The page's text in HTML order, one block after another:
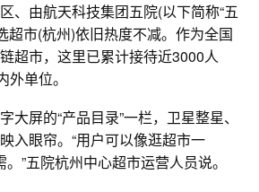
、由航天科技集团五院(以下简称“五
超市(杭州)依旧热度不减。作为全国
超市，这里已累计接待近3000人
单位。
屏的“产品目录”一栏，卫星整星、
入眼帘。“用户可以像逛超市一
。”五院杭州中心超市运营人员说。